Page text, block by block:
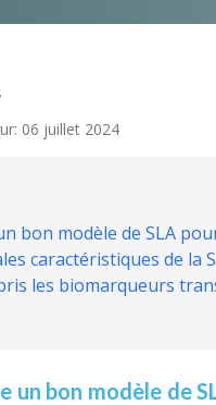
: 06 juillet 2024
bon modèle de SLA
caractéristiques de la
les biomarqueurs
un bon modèle de